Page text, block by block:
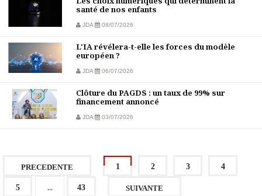
santé de nos enfants
JDA 08/07/2026
L'IA révélera-t-elle les forces du modèle
européen ?
JDA 06/07/2026
Clôture du PAGDS : un taux de 99% sur
financement annoncé
JDA 03/07/2026
PRECEDENTE 1 2 3 4
5 ... 43 SUIVANTE